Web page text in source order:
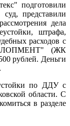
подготовили
представили
дела
штрафа,
расходов с
(ЖК
рублей. Деньги
по ДДУ с
области. С
в разделе